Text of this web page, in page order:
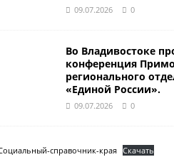
09.07.2026 0
Во Владивостоке
конференция
регионального
«Единой России».
09.07.2026 0
справочник-края Скачать